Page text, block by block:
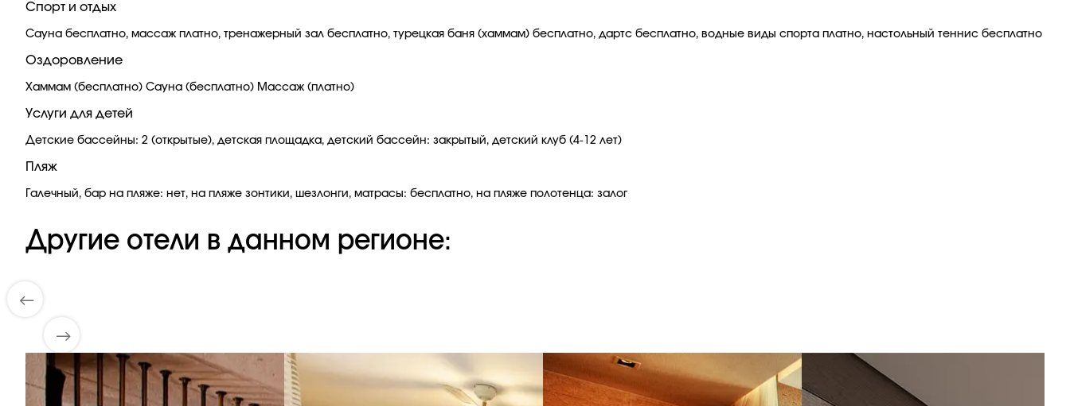
Спорт и отдых
Сауна бесплатно, массаж платно, тренажерный зал бесплатно, турецкая баня (хаммам) бесплатно, дартс бесплатно, водные виды спорта платно, настольный теннис бесплатно
Оздоровление
Хаммам (бесплатно) Сауна (бесплатно) Массаж (платно)
Услуги для детей
Детские бассейны: 2 (открытые), детская площадка, детский бассейн: закрытый, детский клуб (4-12 лет)
Пляж
Галечный, бар на пляже: нет, на пляже зонтики, шезлонги, матрасы: бесплатно, на пляже полотенца: залог
Другие отели в данном регионе: